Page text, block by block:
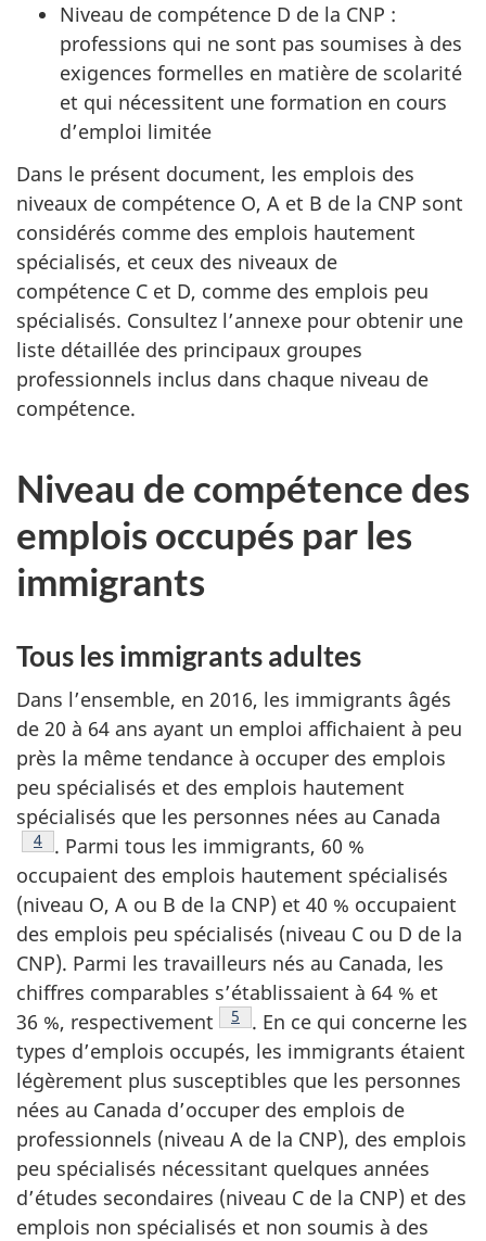
Niveau de compétence D de la CNP :
professions qui ne sont pas soumises à des
exigences formelles en matière de scolarité
et qui nécessitent une formation en cours
d’emploi limitée
Dans le présent document, les emplois des
niveaux de compétence O, A et B de la CNP sont
considérés comme des emplois hautement
spécialisés, et ceux des niveaux de
compétence C et D, comme des emplois peu
spécialisés. Consultez l’annexe pour obtenir une
liste détaillée des principaux groupes
professionnels inclus dans chaque niveau de
compétence.
Niveau de compétence des
emplois occupés par les
immigrants
Tous les immigrants adultes
Dans l’ensemble, en 2016, les immigrants âgés
de 20 à 64 ans ayant un emploi affichaient à peu
près la même tendance à occuper des emplois
peu spécialisés et des emplois hautement
spécialisés que les personnes nées au Canada
Note de bas de page
4
. Parmi tous les immigrants, 60 %
occupaient des emplois hautement spécialisés
(niveau O, A ou B de la CNP) et 40 % occupaient
des emplois peu spécialisés (niveau C ou D de la
CNP). Parmi les travailleurs nés au Canada, les
chiffres comparables s’établissaient à 64 % et
36 %, respectivement
Note de bas de page
5
. En ce qui concerne les
types d’emplois occupés, les immigrants étaient
légèrement plus susceptibles que les personnes
nées au Canada d’occuper des emplois de
professionnels (niveau A de la CNP), des emplois
peu spécialisés nécessitant quelques années
d’études secondaires (niveau C de la CNP) et des
emplois non spécialisés et non soumis à des